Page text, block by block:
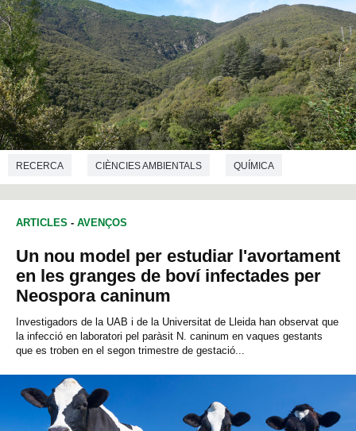
RECERCA CIÈNCIES AMBIENTALS QUÍMICA
ARTICLES - AVENÇOS
Un nou model per estudiar l'avortament
en les granges de boví infectades per
Neospora caninum
Investigadors de la UAB i de la Universitat de Lleida han observat que
la infecció en laboratori pel paràsit N. caninum en vaques gestants
que es troben en el segon trimestre de gestació...